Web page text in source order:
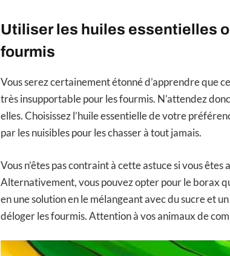
Utiliser les huiles essentielles
fourmis
Vous serez certainement étonné d’apprendre que
très insupportable pour les fourmis. N’attendez
elles. Choisissez l’huile essentielle de votre
par les nuisibles pour les chasser à tout jamais.
Vous n’êtes pas contraint à cette astuce si vous
Alternativement, vous pouvez opter pour le borax
en une solution en le mélangeant avec du sucre et
déloger les fourmis. Attention à vos animaux de